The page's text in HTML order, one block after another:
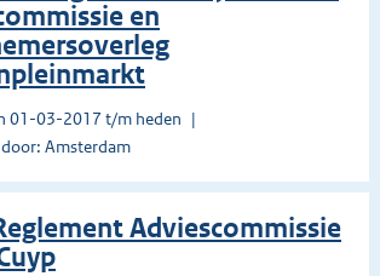
en
01-03-2017 t/m heden
Amsterdam
Adviescommissie